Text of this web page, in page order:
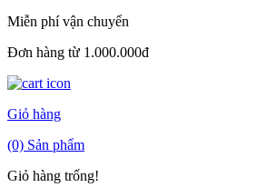
Miễn phí vận chuyển
Đơn hàng từ 1.000.000đ
Giỏ hàng
(0) Sản phẩm
Giỏ hàng trống!